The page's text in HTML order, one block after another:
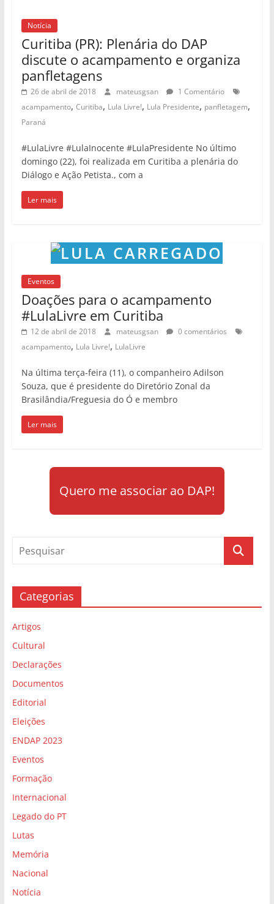
Notícia
Curitiba (PR): Plenária do DAP
discute o acampamento e organiza
panfletagens
26 de abril de 2018 mateusgsan
1 Comentário
acampamento, Curitiba, Lula Livre!, Lula Presidente, panfletagem,
Paraná
#LulaLivre #LulaInocente #LulaPresidente No último
domingo (22), foi realizada em Curitiba a plenária do
Diálogo e Ação Petista., com a
Ler mais
Eventos
Doações para o acampamento
#LulaLivre em Curitiba
12 de abril de 2018 mateusgsan
0 comentários
acampamento, Lula Livre!, LulaLivre
Na última terça-feira (11), o companheiro Adilson
Souza, que é presidente do Diretório Zonal da
Brasilândia/Freguesia do Ó e membro
Ler mais
Quero me associar ao DAP!
Categorias
Artigos
Cultural
Declarações
Documentos
Editorial
Eleições
ENDAP 2023
Eventos
Formação
Internacional
Legado do PT
Lutas
Memória
Nacional
Notícia